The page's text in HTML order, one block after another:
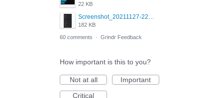
22 KB
Screenshot_20211127-223822.png
182 KB
60 comments · Grindr Feedback
How important is this to you?
Not at all
Important
Critical